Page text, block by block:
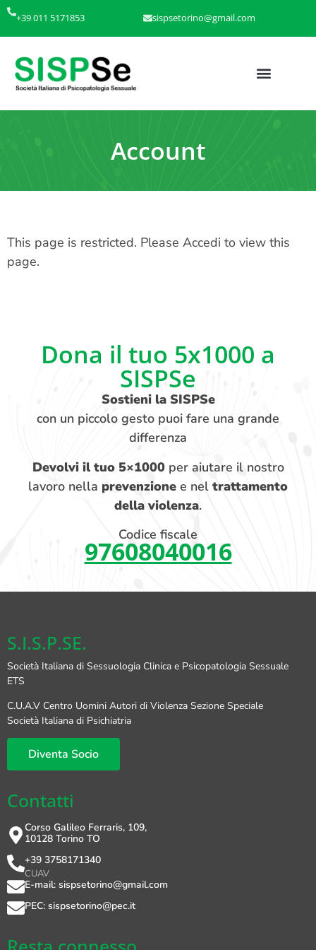
+39 011 5171853 sispsetorino@gmail.com
Account
This page is restricted. Please Accedi to view this
page.
Dona il tuo 5x1000 a
SISPSe
Sostieni la SISPSe
con un piccolo gesto puoi fare una grande
differenza
Devolvi il tuo 5×1000per aiutare il nostro
lavoro nella prevenzione e nel trattamento
della violenza.
Codice fiscale
97608040016
S.I.S.P.SE.
Società Italiana di Sessuologia Clinica e Psicopatologia Sessuale
ETS
C.U.A.V Centro Uomini Autori di Violenza Sezione Speciale
Società Italiana di Psichiatria
Diventa Socio
Contatti
Corso Galileo Ferraris, 109,
10128 Torino TO
+39 3758171340
CUAV
E-mail: sispsetorino@gmail.com
PEC: sispsetorino@pec.it